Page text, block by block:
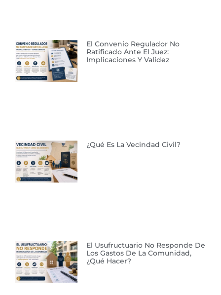
El Convenio Regulador No
Ratificado Ante El Juez:
Implicaciones Y Validez
¿Qué Es La Vecindad Civil?
El Usufructuario No Responde De
Los Gastos De La Comunidad,
¿qué Hacer?